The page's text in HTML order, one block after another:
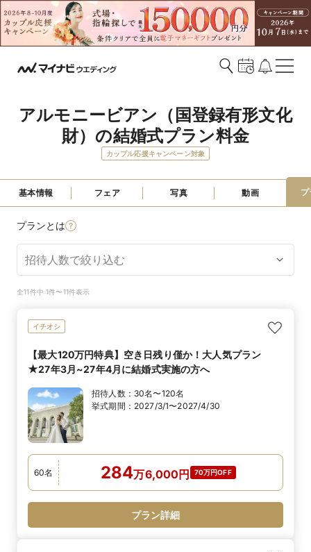
アルモニービアン（国登録有形文化
財）の結婚式プラン料金
カップル応援キャンペーン対象
基本情報 フェア 写真 動画
プランとは
全11件中 1件〜11件表示
イチオシ
【最大120万円特典】空き日残り僅か！大人気プラン
★27年3月~27年4月に結婚式実施の方へ
招待人数： 30名〜120名
挙式期間： 2027/3/1〜2027/4/30
60名 284万6,000円 70万円OFF
プラン詳細